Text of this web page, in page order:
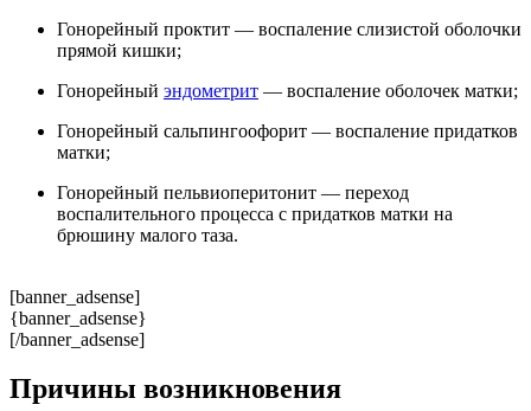
Гонорейный проктит — воспаление слизистой оболочки
прямой кишки;
Гонорейный эндометрит — воспаление оболочек матки;
Гонорейный сальпингоофорит — воспаление придатков
матки;
Гонорейный пельвиоперитонит — переход
воспалительного процесса с придатков матки на
брюшину малого таза.
[banner_adsense]
{banner_adsense}
[/banner_adsense]
Причины возникновения